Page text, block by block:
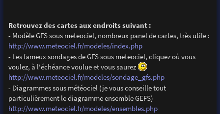
Retrouvez des cartes aux endroits suivant :
- Modèle GFS sous meteociel, nombreux panel de cartes, très utile :
http://www.meteociel.fr/modeles/index.php
- Les fameux sondages de GFS sous meteociel, cliquez où vous
voulez, à l'échéance voulue et vous saurez
http://www.meteociel.fr/modeles/sondage_gfs.php
- Diagrammes sous météociel (je vous conseille tout
particulièrement le diagramme ensemble GEFS)
http://www.meteociel.fr/modeles/ensembles.php